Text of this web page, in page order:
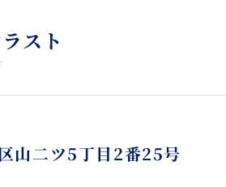
スト
山二ツ5丁目2番25号